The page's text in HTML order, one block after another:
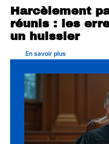
Harcèlement
réunis : les
un huissier
En savoir plus